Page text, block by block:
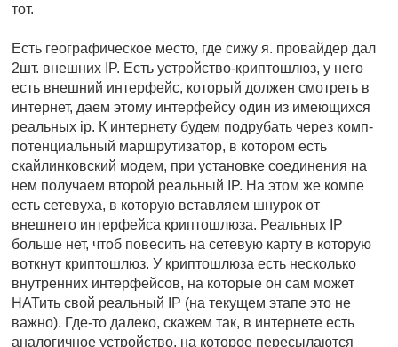
тот.
Есть географическое место, где сижу я. провайдер дал
2шт. внешних IP. Есть устройство-криптошлюз, у него
есть внешний интерфейс, который должен смотреть в
интернет, даем этому интерфейсу один из имеющихся
реальных ip. К интернету будем подрубать через комп-
потенциальный маршрутизатор, в котором есть
скайлинковский модем, при установке соединения на
нем получаем второй реальный IP. На этом же компе
есть сетевуха, в которую вставляем шнурок от
внешнего интерфейса криптошлюза. Реальных IP
больше нет, чтоб повесить на сетевую карту в которую
воткнут криптошлюз. У криптошлюза есть несколько
внутренних интерфейсов, на которые он сам может
НАТить свой реальный IP (на текущем этапе это не
важно). Где-то далеко, скажем так, в интернете есть
аналогичное устройство, на которое пересылаются